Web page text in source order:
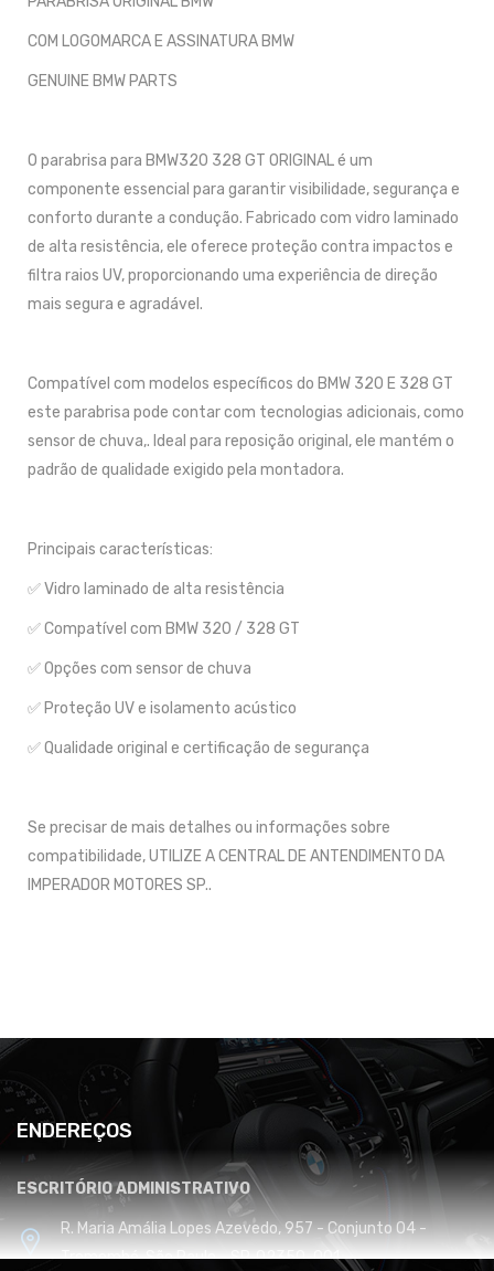
COM LOGOMARCA E ASSINATURA BMW
GENUINE BMW PARTS
O parabrisa para BMW320 328 GT ORIGINAL é um
componente essencial para garantir visibilidade, segurança e
conforto durante a condução. Fabricado com vidro laminado
de alta resistência, ele oferece proteção contra impactos e
filtra raios UV, proporcionando uma experiência de direção
mais segura e agradável.
Compatível com modelos específicos do BMW 320 E 328 GT
este parabrisa pode contar com tecnologias adicionais, como
sensor de chuva,. Ideal para reposição original, ele mantém o
padrão de qualidade exigido pela montadora.
Principais características:
✅ Vidro laminado de alta resistência
✅ Compatível com BMW 320 / 328 GT
✅ Opções com sensor de chuva
✅ Proteção UV e isolamento acústico
✅ Qualidade original e certificação de segurança
Se precisar de mais detalhes ou informações sobre
compatibilidade, UTILIZE A CENTRAL DE ANTENDIMENTO DA
IMPERADOR MOTORES SP..
ENDEREÇOS
ESCRITÓRIO ADMINISTRATIVO
R. Maria Amália Lopes Azevedo, 957 - Conjunto 04 -
Tremembé, São Paulo - SP, 02350-001